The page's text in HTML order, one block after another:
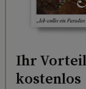
Ihr
kostenlos